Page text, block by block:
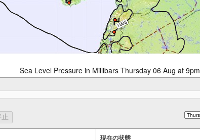
Sea Level Pressure in Millibars Thursday 06 Aug at 9pm
現在の状態